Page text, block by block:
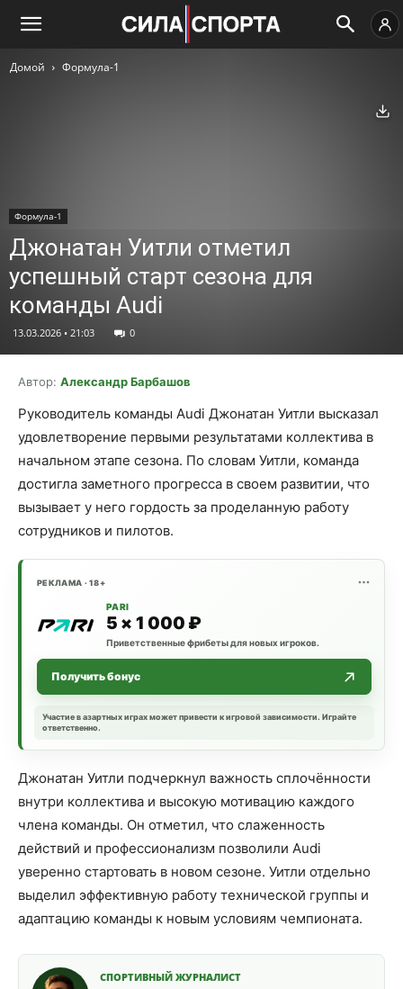
Домой Формула-1
Формула-1
Джонатан Уитли отметил
успешный старт сезона для
команды Audi
13.03.2026 • 21:03 0
Автор: Александр Барбашов
Руководитель команды Audi Джонатан Уитли высказал
удовлетворение первыми результатами коллектива в
начальном этапе сезона. По словам Уитли, команда
достигла заметного прогресса в своем развитии, что
вызывает у него гордость за проделанную работу
сотрудников и пилотов.
РЕКЛАМА · 18+
PARI
5 × 1 000 ₽
Приветственные фрибеты для новых игроков.
Получить бонус
Участие в азартных играх может привести к игровой зависимости. Играйте
ответственно.
Джонатан Уитли подчеркнул важность сплочённости
внутри коллектива и высокую мотивацию каждого
члена команды. Он отметил, что слаженность
действий и профессионализм позволили Audi
уверенно стартовать в новом сезоне. Уитли отдельно
выделил эффективную работу технической группы и
адаптацию команды к новым условиям чемпионата.
СПОРТИВНЫЙ ЖУРНАЛИСТ